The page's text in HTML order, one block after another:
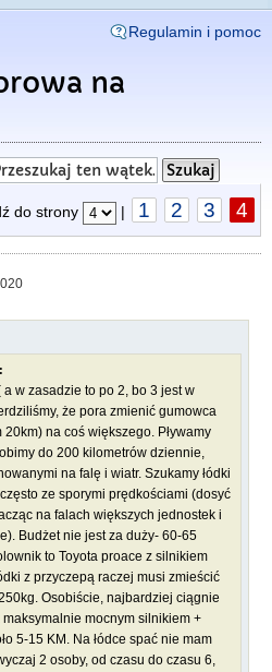
Regulamin i pomoc
na
do strony | 1 2 3 4
w zasadzie to po 2, bo 3 jest w
że pora zmienić gumowca
na coś większego. Pływamy
do 200 kilometrów dziennie,
na falę i wiatr. Szukamy łódki
ze sporymi prędkościami (dosyć
na falach większych jednostek i
Budżet nie jest za duży- 60-65
to Toyota proace z silnikiem
z przyczepą raczej musi zmieścić
Osobiście, najbardziej ciągnie
mocnym silnikiem +
5-15 KM. Na łódce spać nie mam
2 osoby, od czasu do czasu 6,